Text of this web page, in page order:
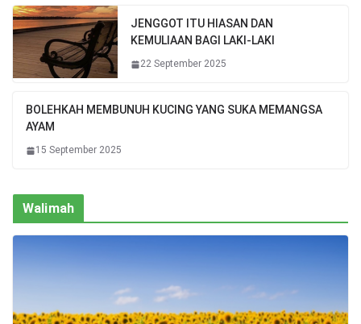
JENGGOT ITU HIASAN DAN
KEMULIAAN BAGI LAKI-LAKI
22 September 2025
BOLEHKAH MEMBUNUH KUCING YANG SUKA MEMANGSA
AYAM
15 September 2025
Walimah